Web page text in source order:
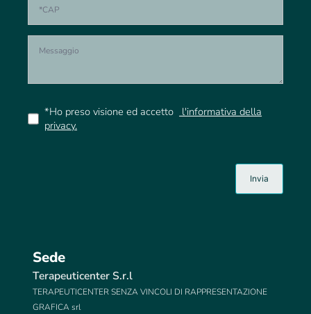
*Ho preso visione ed accetto
l'informativa della
privacy.
Sede
Terapeuticenter S.r.l
TERAPEUTICENTER SENZA VINCOLI DI RAPPRESENTAZIONE
GRAFICA srl